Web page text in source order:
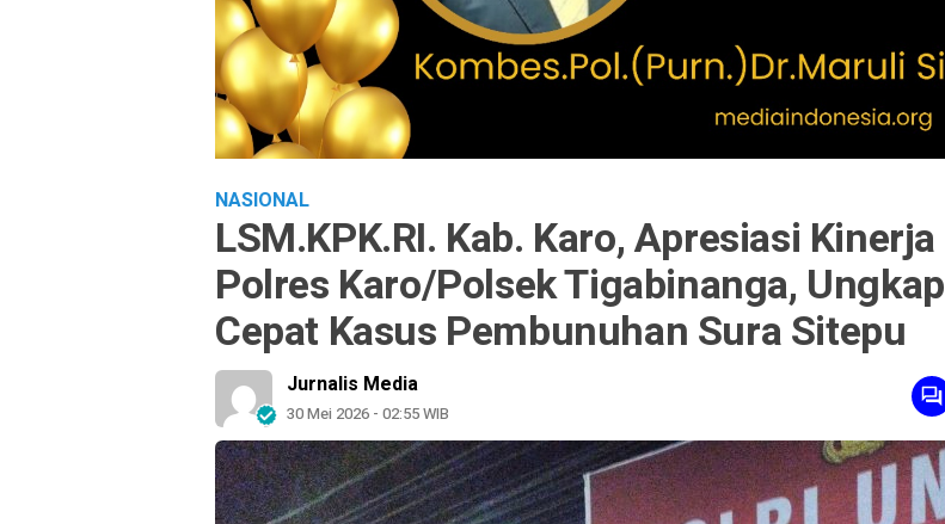
NASIONAL
LSM.KPK.RI. Kab. Karo, Apresiasi Kinerja
Polres Karo/Polsek Tigabinanga, Ungkap
Cepat Kasus Pembunuhan Sura Sitepu
Jurnalis Media
30 Mei 2026 - 02:55 WIB